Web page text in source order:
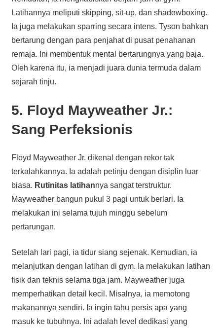
Latihannya meliputi skipping, sit-up, dan shadowboxing.
Ia juga melakukan sparring secara intens. Tyson bahkan
bertarung dengan para penjahat di pusat penahanan
remaja. Ini membentuk mental bertarungnya yang baja.
Oleh karena itu, ia menjadi juara dunia termuda dalam
sejarah tinju.
5. Floyd Mayweather Jr.:
Sang Perfeksionis
Floyd Mayweather Jr. dikenal dengan rekor tak
terkalahkannya. Ia adalah petinju dengan disiplin luar
biasa. Rutinitas latihannya sangat terstruktur.
Mayweather bangun pukul 3 pagi untuk berlari. Ia
melakukan ini selama tujuh minggu sebelum
pertarungan.
Setelah lari pagi, ia tidur siang sejenak. Kemudian, ia
melanjutkan dengan latihan di gym. Ia melakukan latihan
fisik dan teknis selama tiga jam. Mayweather juga
memperhatikan detail kecil. Misalnya, ia memotong
makanannya sendiri. Ia ingin tahu persis apa yang
masuk ke tubuhnya. Ini adalah level dedikasi yang